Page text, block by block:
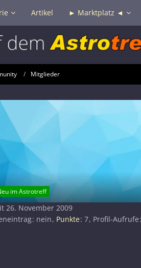
Artikel ► Marktplatz ◄
Mitglieder
im Astrotreff
26. November 2009
nein Punkte 7 Profil-Aufrufe